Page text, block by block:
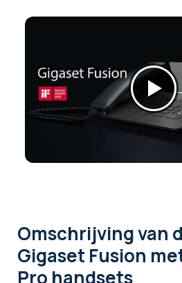
Omschrijvingvan
Gigaset Fusion
Pro handsets